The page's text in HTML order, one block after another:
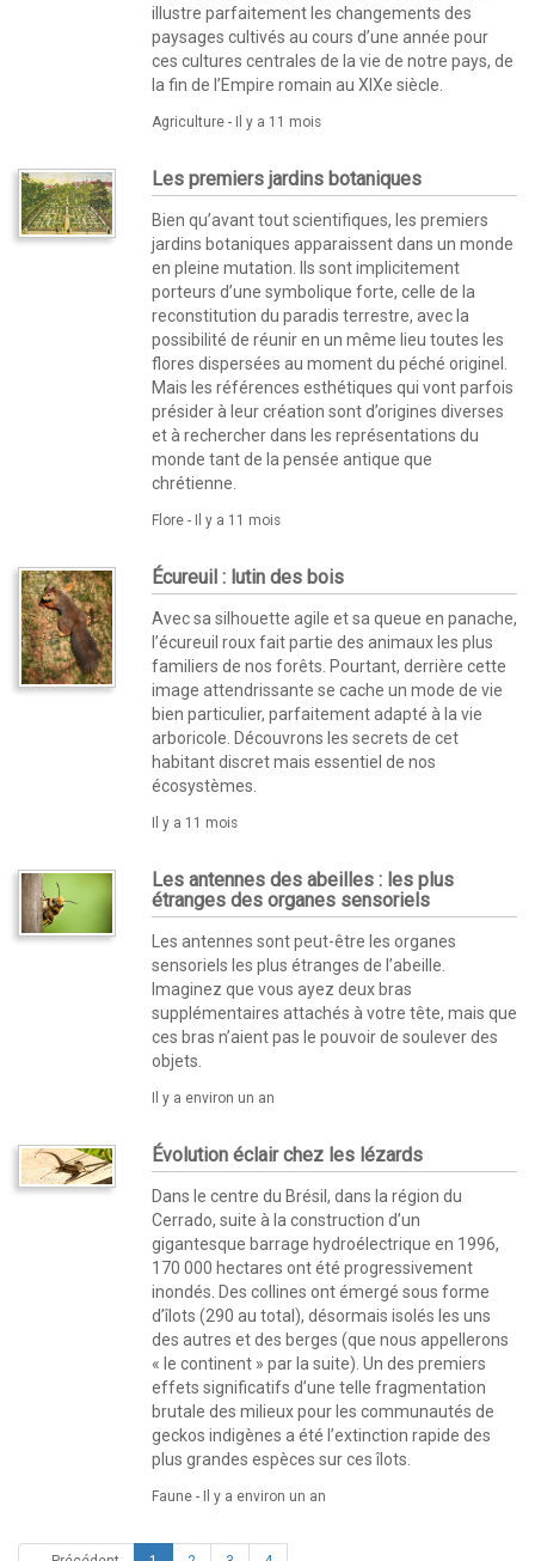
illustre parfaitement les changements des
paysages cultivés au cours d’une année pour
ces cultures centrales de la vie de notre pays, de
la fin de l’Empire romain au XIXe siècle.
Agriculture - Il y a 11 mois
Les premiers jardins botaniques
Bien qu’avant tout scientifiques, les premiers
jardins botaniques apparaissent dans un monde
en pleine mutation. Ils sont implicitement
porteurs d’une symbolique forte, celle de la
reconstitution du paradis terrestre, avec la
possibilité de réunir en un même lieu toutes les
flores dispersées au moment du péché originel.
Mais les références esthétiques qui vont parfois
présider à leur création sont d’origines diverses
et à rechercher dans les représentations du
monde tant de la pensée antique que
chrétienne.
Flore - Il y a 11 mois
Écureuil : lutin des bois
Avec sa silhouette agile et sa queue en panache,
l’écureuil roux fait partie des animaux les plus
familiers de nos forêts. Pourtant, derrière cette
image attendrissante se cache un mode de vie
bien particulier, parfaitement adapté à la vie
arboricole. Découvrons les secrets de cet
habitant discret mais essentiel de nos
écosystèmes.
Il y a 11 mois
Les antennes des abeilles : les plus
étranges des organes sensoriels
Les antennes sont peut-être les organes
sensoriels les plus étranges de l’abeille.
Imaginez que vous ayez deux bras
supplémentaires attachés à votre tête, mais que
ces bras n’aient pas le pouvoir de soulever des
objets.
Il y a environ un an
Évolution éclair chez les lézards
Dans le centre du Brésil, dans la région du
Cerrado, suite à la construction d’un
gigantesque barrage hydroélectrique en 1996,
170 000 hectares ont été progressivement
inondés. Des collines ont émergé sous forme
d’îlots (290 au total), désormais isolés les uns
des autres et des berges (que nous appellerons
« le continent » par la suite). Un des premiers
effets significatifs d’une telle fragmentation
brutale des milieux pour les communautés de
geckos indigènes a été l’extinction rapide des
plus grandes espèces sur ces îlots.
Faune - Il y a environ un an